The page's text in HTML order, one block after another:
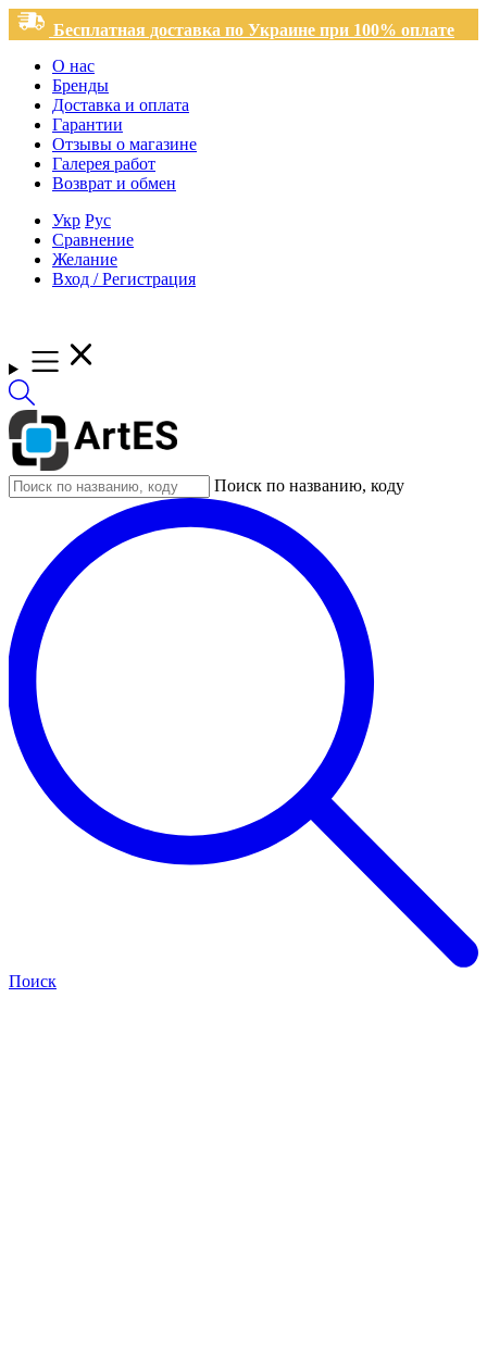
Бесплатная доставка по Украине при 100% оплате
О нас
Бренды
Доставка и оплата
Гарантии
Отзывы о магазине
Галерея работ
Возврат и обмен
Укр Рус
Сравнение
Желание
Вход / Регистрация
Поиск по названию, коду
Поиск